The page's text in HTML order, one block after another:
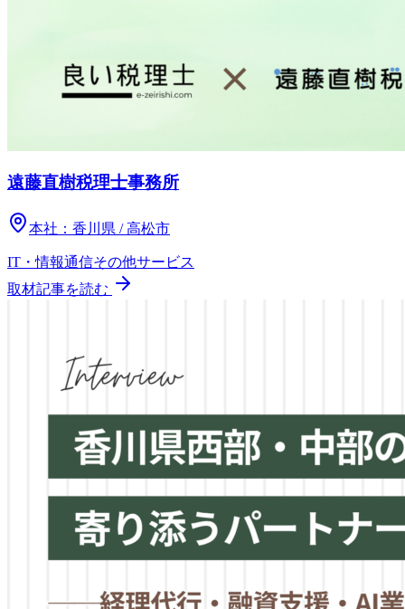
遠藤直樹税理士事務所
本社： 香川県 / 高松市
IT・情報通信その他サービス
取材記事を読む